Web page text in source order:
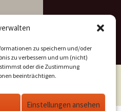
zu speichern und/oder
zu verbessern und um (nicht)
oder die Zustimmung
beeinträchtigen.
Einstellungen ansehen